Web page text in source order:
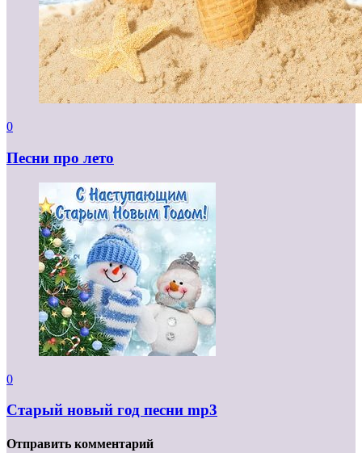
0
Песни про лето
0
Старый новый год песни mp3
Отправить комментарий